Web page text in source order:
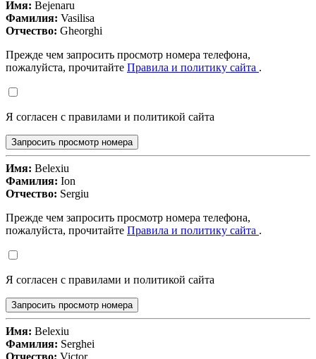
Имя: Bejenaru
Фамилия: Vasilisa
Отчество: Gheorghi
Прежде чем запросить просмотр номера телефона,
пожалуйста, прочитайте Правила и политику сайта .
Я согласен с правилами и политикой сайта
Запросить просмотр номера
Имя: Belexiu
Фамилия: Ion
Отчество: Sergiu
Прежде чем запросить просмотр номера телефона,
пожалуйста, прочитайте Правила и политику сайта .
Я согласен с правилами и политикой сайта
Запросить просмотр номера
Имя: Belexiu
Фамилия: Serghei